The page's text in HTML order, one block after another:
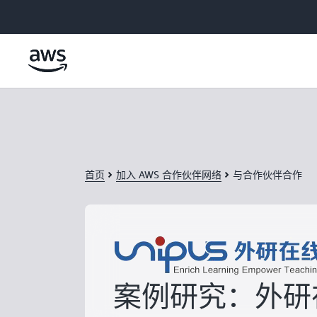
首页 加入 AWS 合作伙伴网络 与合作伙伴合作
案例研究：外